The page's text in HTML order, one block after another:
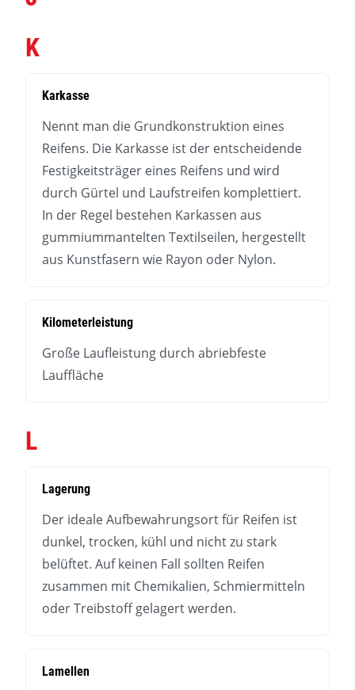
K
Karkasse
Nennt man die Grundkonstruktion eines
Reifens. Die Karkasse ist der entscheidende
Festigkeitsträger eines Reifens und wird
durch Gürtel und Laufstreifen komplettiert.
In der Regel bestehen Karkassen aus
gummiummantelten Textilseilen, hergestellt
aus Kunstfasern wie Rayon oder Nylon.
Kilometerleistung
Große Laufleistung durch abriebfeste
Lauffläche
L
Lagerung
Der ideale Aufbewahrungsort für Reifen ist
dunkel, trocken, kühl und nicht zu stark
belüftet. Auf keinen Fall sollten Reifen
zusammen mit Chemikalien, Schmiermitteln
oder Treibstoff gelagert werden.
Lamellen